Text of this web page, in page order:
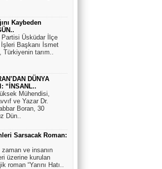
Kaybeden
Partisi Üsküdar İlçe
Başkanı İsmet
Türkiyenin tarım..
DÜNYA
“İNSANL..
Mühendisi,
ve Yazar Dr.
Boran, 30
Dün..
Sarsacak Roman:
zaman ve insanın
üzerine kurulan
roman “Yarını Hatı..